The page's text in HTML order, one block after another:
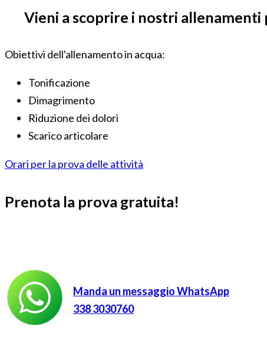
Vieni a scoprire i nostri allenamenti
Obiettivi dell'allenamento in acqua:
Tonificazione
Dimagrimento
Riduzione dei dolori
Scarico articolare
Orari per la prova delle attività
Prenota la prova gratuita!
Manda un messaggio WhatsApp
338 3030760